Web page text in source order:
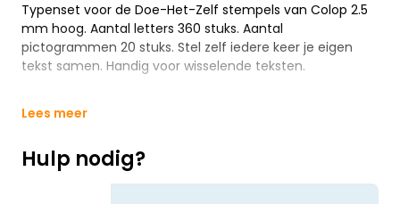
Typenset voor de Doe-Het-Zelf stempels van Colop 2.5
mm hoog. Aantal letters 360 stuks. Aantal
pictogrammen 20 stuks. Stel zelf iedere keer je eigen
tekst samen. Handig voor wisselende teksten.
Lees meer
Hulp nodig?